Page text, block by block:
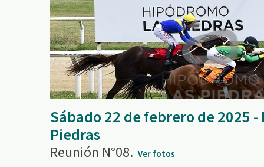
Sábado 22 de febrero de 2025
Piedras
Reunión N°08. Ver fotos